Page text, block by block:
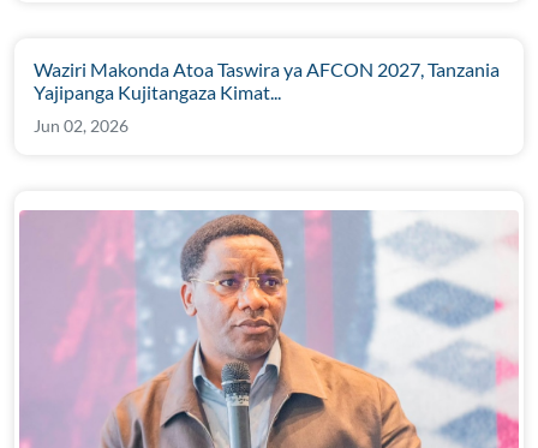
Waziri Makonda Atoa Taswira ya AFCON 2027, Tanzania
Yajipanga Kujitangaza Kimat...
Jun 02, 2026